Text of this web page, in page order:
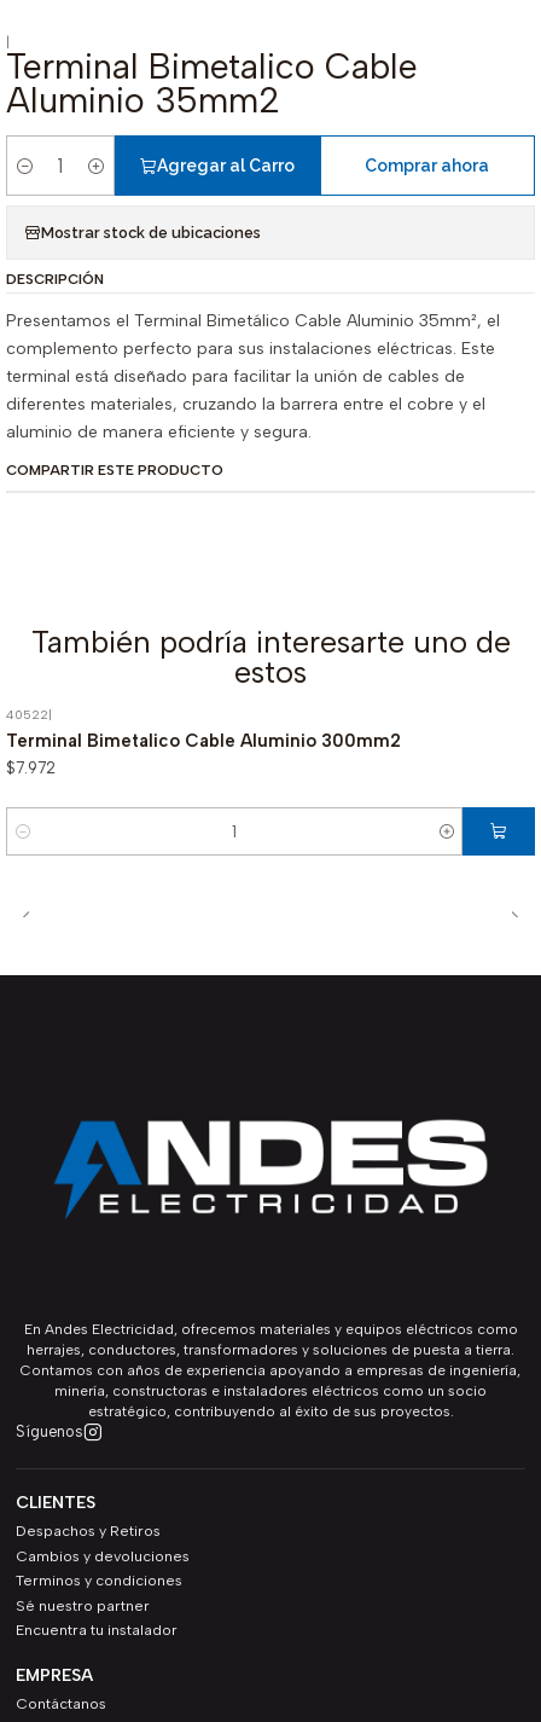
|
Terminal Bimetalico Cable
Aluminio 35mm2
Cantidad
Agregar al Carro Comprar ahora
Mostrar stock de ubicaciones
DESCRIPCIÓN
Presentamos el Terminal Bimetálico Cable Aluminio 35mm², el
complemento perfecto para sus instalaciones eléctricas. Este
terminal está diseñado para facilitar la unión de cables de
diferentes materiales, cruzando la barrera entre el cobre y el
aluminio de manera eficiente y segura.
COMPARTIR ESTE PRODUCTO
También podría interesarte uno de
estos
40522|
Terminal Bimetalico Cable Aluminio 300mm2
$7.972
Cantidad
En Andes Electricidad, ofrecemos materiales y equipos eléctricos como
herrajes, conductores, transformadores y soluciones de puesta a tierra.
Contamos con años de experiencia apoyando a empresas de ingeniería,
minería, constructoras e instaladores eléctricos como un socio
estratégico, contribuyendo al éxito de sus proyectos.
Síguenos
CLIENTES
Despachos y Retiros
Cambios y devoluciones
Terminos y condiciones
Sé nuestro partner
Encuentra tu instalador
EMPRESA
Contáctanos